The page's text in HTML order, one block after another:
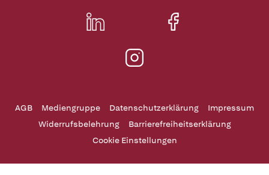
AGB Mediengruppe Datenschutzerklärung
Impressum
Widerrufsbelehrung
Barrierefreiheitserklärung
Cookie Einstellungen